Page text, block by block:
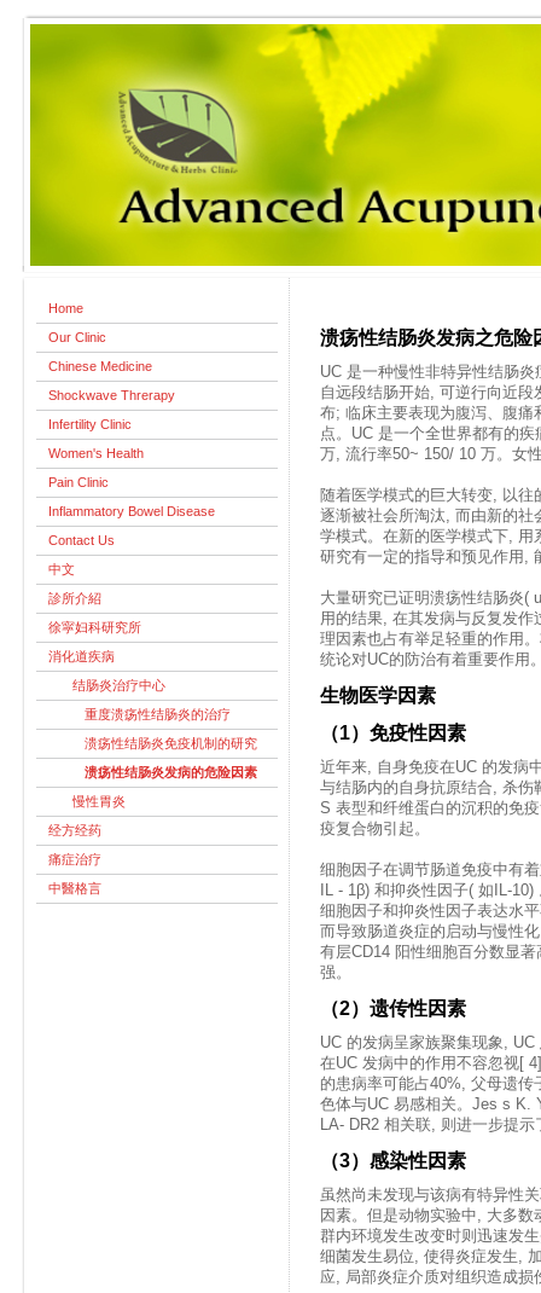
Home
Our Clinic
Chinese Medicine
Shockwave Threrapy
Infertility Clinic
Women's Health
Pain Clinic
Inflammatory Bowel Disease
Contact Us
中文
診所介紹
徐寜妇科研究所
消化道疾病
结肠炎治疗中心
重度溃疡性结肠炎的治疗
溃疡性结肠炎免疫机制的研究
溃疡性结肠炎发病的危险因素
慢性胃炎
经方经药
痛症治疗
中醫格言
溃疡性结肠炎发病之危险
UC 是一种慢性非特异性结肠
自远段结肠开始, 可逆行向近
布; 临床主要表现为腹泻、腹
点。UC 是一个全世界都有的
万, 流行率50~ 150/ 10 万。女
随着医学模式的巨大转变, 以
逐渐被社会所淘汰, 而由新的
学模式。在新的医学模式下, 用
研究有一定的指导和预见作用,
大量研究已证明溃疡性结肠炎(
用的结果, 在其发病与反复发
理因素也占有举足轻重的作用
统论对UC的防治有着重要作用
生物医学因素
（1）免疫性因素
近年来, 自身免疫在UC 的发病
与结肠内的自身抗原结合, 杀
S 表型和纤维蛋白的沉积的免
疫复合物引起。
细胞因子在调节肠道免疫中有
IL - 1β ) 和抑炎性因子( 如IL-
细胞因子和抑炎性因子表达水
而导致肠道炎症的启动与慢性
有层CD14 阳性细胞百分数显
强。
（2）遗传性因素
UC 的发病呈家族聚集现象,
在UC 发病中的作用不容忽视[
的患病率可能占40%, 父母遗
色体与UC 易感相关。Jes s K.
LA- DR2 相关联, 则进一步提
（3）感染性因素
虽然尚未发现与该病有特异性
因素。但是动物实验中, 大多
群内环境发生改变时则迅速发
细菌发生易位, 使得炎症发生,
应, 局部炎症介质对组织造成损